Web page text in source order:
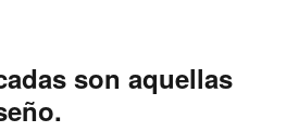
son aquellas